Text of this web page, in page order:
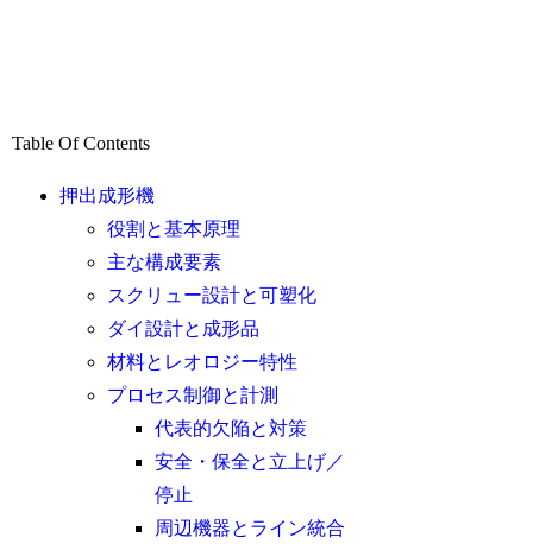
Table Of Contents
押出成形機
役割と基本原理
主な構成要素
スクリュー設計と可塑化
ダイ設計と成形品
材料とレオロジー特性
プロセス制御と計測
代表的欠陥と対策
安全・保全と立上げ／
停止
周辺機器とライン統合